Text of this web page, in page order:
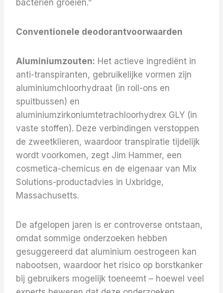
bacteriën groeien.”
Conventionele deodorantvoorwaarden
Aluminiumzouten: Het actieve ingrediënt in
anti-transpiranten, gebruikelijke vormen zijn
aluminiumchloorhydraat (in roll-ons en
spuitbussen) en
aluminiumzirkoniumtetrachloorhydrex GLY (in
vaste stoffen). Deze verbindingen verstoppen
de zweetklieren, waardoor transpiratie tijdelijk
wordt voorkomen, zegt Jim Hammer, een
cosmetica-chemicus en de eigenaar van Mix
Solutions-productadvies in Uxbridge,
Massachusetts.
De afgelopen jaren is er controverse ontstaan,
omdat sommige onderzoeken hebben
gesuggereerd dat aluminium oestrogeen kan
nabootsen, waardoor het risico op borstkanker
bij gebruikers mogelijk toeneemt – hoewel veel